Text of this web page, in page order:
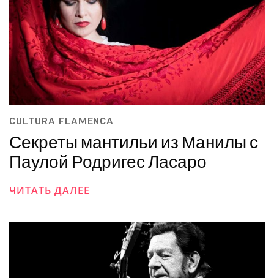
CULTURA FLAMENCA
Секреты мантильи из Манилы с
Паулой Родригес Ласаро
ЧИТАТЬ ДАЛЕЕ